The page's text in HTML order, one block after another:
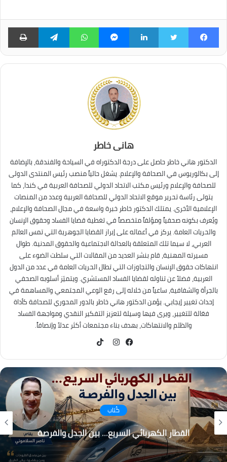
فيسبوك لينكدإن ماسنجر واتساب تيلقرام
هانى خاطر
الدكتور هاني خاطر حاصل على درجة الدكتوراه في السياحة والفندقة، بالإضافة
إلى بكالوريوس في الصحافة والإعلام. يشغل حالياً منصب رئيس المنتدى الدولى
للصحافة والإعلام ورئيس مكتب الاتحاد الدولي للصحافة العربية في كندا، كما
يتولى رئاسة تحرير موقع الاتحاد الدولي للصحافة العربية وعدد من المنصات
الإعلامية الأخرى. يمتلك الدكتور خاطر خبرة واسعة في مجال الصحافة والإعلام،
ويُعرف بكونه صحفياً ومؤلفاً متخصصاً في تغطية قضايا الفساد وحقوق الإنسان
والحريات العامة. يركز في أعماله على إبراز القضايا الجوهرية التي تمس العالم
العربي، لا سيما تلك المتعلقة بالعدالة الاجتماعية والحقوق المدنية. طوال
مسيرته المهنية، قام بنشر العديد من المقالات التي سلطت الضوء على
انتهاكات حقوق الإنسان والتجاوزات التي تطال الحريات العامة في عدد من الدول
العربية، فضلاً عن تناوله لقضايا الفساد المستشري. ويتميّز أسلوبه الصحفي
بالجرأة والشفافية، ساعياً من خلاله إلى رفع الوعي المجتمعي والمساهمة في
إحداث تغيير إيجابي. يؤمن الدكتور هاني خاطر بالدور المحوري للصحافة كأداة
فعّالة للتغيير، ويرى فيها وسيلة لتعزيز التفكير النقدي ومواجهة الفساد
والظلم والانتهاكات، بهدف بناء مجتمعات أكثر عدلاً وإنصافاً.
كُتاب
التغير المناخي… من التحذير إلى الاحتراق ، هل أصبح
العالم يعيش عصر الكوارث المناخية؟